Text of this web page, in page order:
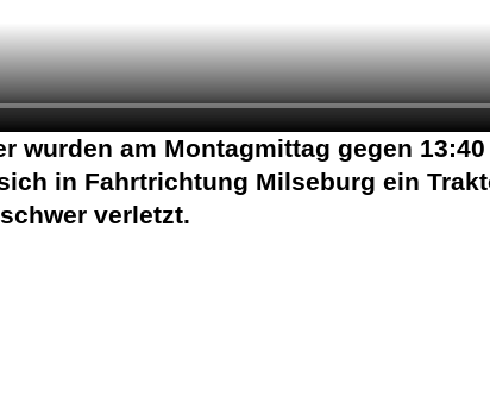
wurden am Montagmittag gegen
in Fahrtrichtung Milseburg ein
verletzt.